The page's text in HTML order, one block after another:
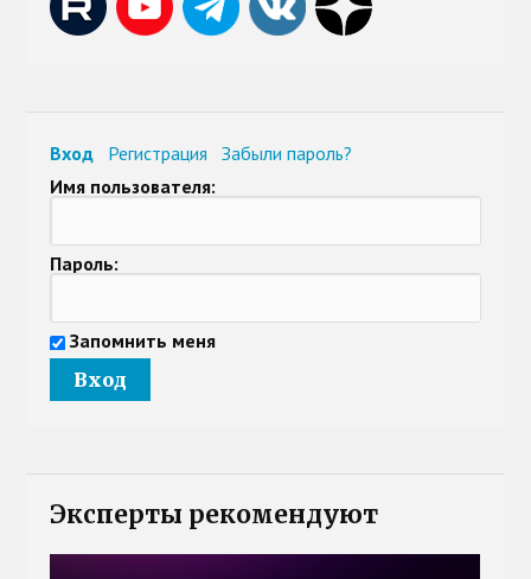
Вход Регистрация
Забыли пароль?
Имя пользователя:
Пароль:
Запомнить меня
Эксперты рекомендуют